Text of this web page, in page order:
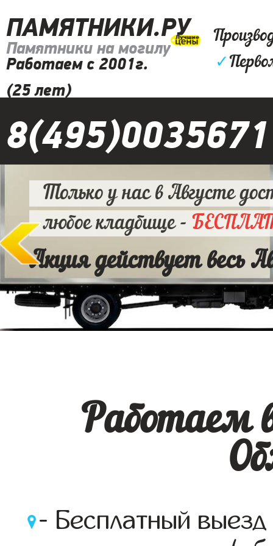
ПАМЯТНИКИ.РУ
Памятники на могилу
Работаем с 2001г.
(25 лет)
✓
8(495)0035671
Только у нас в Августе
любое кладбище -
Акция действует весь
Работаем
- Бесплатный